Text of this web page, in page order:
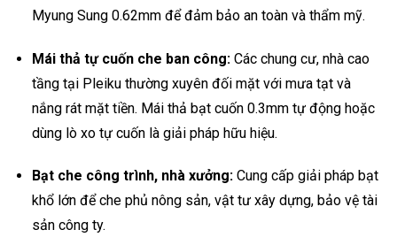
Myung Sung 0.62mm để đảm bảo an toàn và thẩm mỹ.
Mái thả tự cuốn che ban công:Các chung cư, nhà cao
tầng tại Pleiku thường xuyên đối mặt với mưa tạt và
nắng rát mặt tiền. Mái thả bạt cuốn 0.3mm tự động hoặc
dùng lò xo tự cuốn là giải pháp hữu hiệu.
Bạt che công trình, nhà xưởng:Cung cấp giải pháp bạt
khổ lớn để che phủ nông sản, vật tư xây dựng, bảo vệ tài
sản công ty.